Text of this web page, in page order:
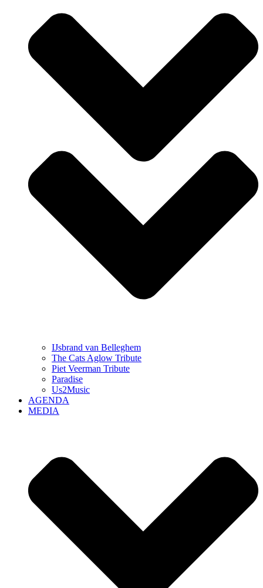
IJsbrand van Belleghem
The Cats Aglow Tribute
Piet Veerman Tribute
Paradise
Us2Music
AGENDA
MEDIA